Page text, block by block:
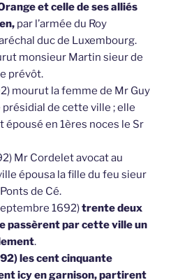
et celle de ses alliés
par l’armée du Roy
duc de Luxembourg.
monsieur Martin sieur de
prévôt.
mourut la femme de Mr Guy
de cette ville ; elle
épousé en 1ères noces le Sr
Mr Cordelet avocat au
épousa la fille du feu sieur
de Cé.
1692)trente deux
passèrent par cette ville un
.
les cent cinquante
icy en garnison, partirent